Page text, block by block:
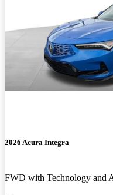
2026 Acura Integra
FWD with Technology and